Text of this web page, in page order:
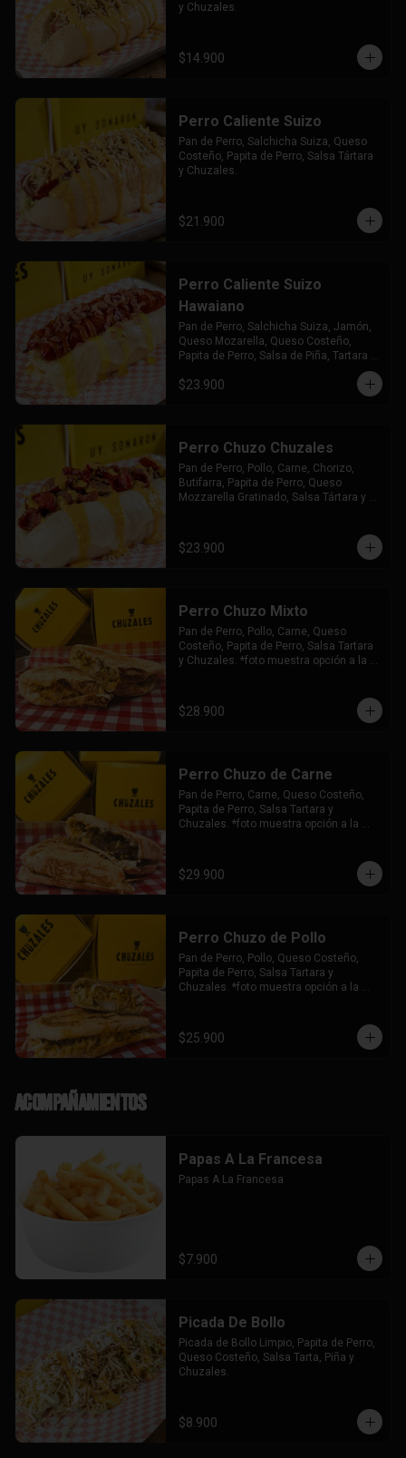
y Chuzales.
$14.900
Perro Caliente Suizo
Pan de Perro, Salchicha Suiza, Queso
Costeño, Papita de Perro, Salsa Tártara
y Chuzales.
$21.900
Perro Caliente Suizo
Hawaiano
Pan de Perro, Salchicha Suiza, Jamón,
Queso Mozarella, Queso Costeño,
Papita de Perro, Salsa de Piña, Tartara y
$23.900
Perro Chuzo Chuzales
Pan de Perro, Pollo, Carne, Chorizo,
Butifarra, Papita de Perro, Queso
Mozzarella Gratinado, Salsa Tártara y
$23.900
Perro Chuzo Mixto
Pan de Perro, Pollo, Carne, Queso
Costeño, Papita de Perro, Salsa Tartara
y Chuzales. *foto muestra opción a la
$28.900
Perro Chuzo de Carne
Pan de Perro, Carne, Queso Costeño,
Papita de Perro, Salsa Tartara y
Chuzales. *foto muestra opción a la
$29.900
Perro Chuzo de Pollo
Pan de Perro, Pollo, Queso Costeño,
Papita de Perro, Salsa Tartara y
Chuzales. *foto muestra opción a la
$25.900
Acompañamientos
Papas A La Francesa
Papas A La Francesa
$7.900
Picada De Bollo
Picada de Bollo Limpio, Papita de Perro,
Queso Costeño, Salsa Tarta, Piña y
Chuzales.
$8.900